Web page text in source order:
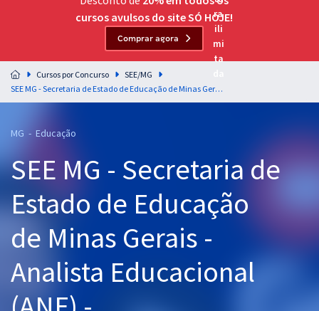
Residências Multiprofissionais
Preparação completa e intensiva para as principais
residências em saúde do Brasil
Cursos 20% OFF
Pós
Graduação
OAB
Mentorias
cursos avulsos do site SÓ HOJE!
Comprar agora
Cursos por Concurso
SEE/MG
SEE MG - Secretaria de Estado de Educação de Minas Gerais - Analista Educacional (ANE) - Administrativo/Pedagógico - Atuação nas Áreas Técnico-Administrativas e Técnico Pedagógicas
MG - Educação
SEE MG - Secretaria de
Estado de Educação
de Minas Gerais -
Analista Educacional